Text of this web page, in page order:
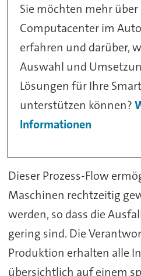
Sie möchten mehr über
Computacenter im
erfahren und darüber,
Auswahl und
Lösungen für Ihre
unterstützen können?
Informationen
Dieser Prozess-Flow
Maschinen rechtzeitig
werden, so dass die
gering sind. Die
Produktion erhalten alle
übersichtlich auf einem